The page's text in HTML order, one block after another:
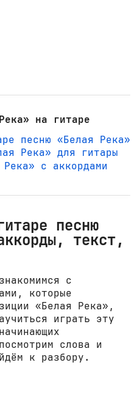
на гитаре
песню «Белая Река»
Река» для гитары
с аккордами
песню
текст,
с
которые
«Белая Река»,
играть эту
слова и
к разбору.